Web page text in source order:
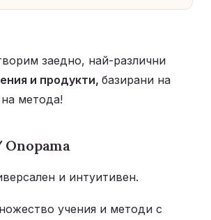
Целта е да сътворим заедно, най-различни
и продукти, базирани на
метода!
Опората
и интуитивен.
учения и методи с